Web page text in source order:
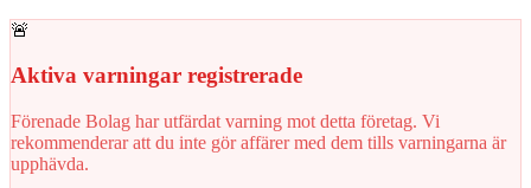
🚨
Aktiva varningar registrerade
Förenade Bolag har utfärdat varning mot detta företag. Vi
rekommenderar att du inte gör affärer med dem tills varningarna är
upphävda.